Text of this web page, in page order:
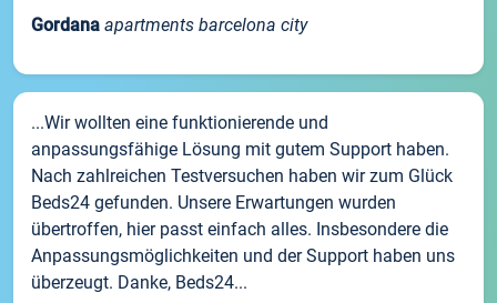
Gordana apartments barcelona city
...Wir wollten eine funktionierende und
anpassungsfähige Lösung mit gutem Support haben.
Nach zahlreichen Testversuchen haben wir zum Glück
Beds24 gefunden. Unsere Erwartungen wurden
übertroffen, hier passt einfach alles. Insbesondere die
Anpassungsmöglichkeiten und der Support haben uns
überzeugt. Danke, Beds24...